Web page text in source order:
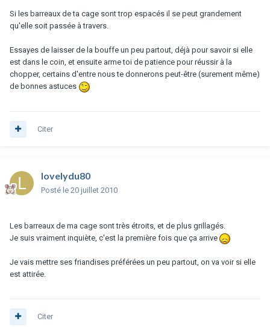
Si les barreaux de ta cage sont trop espacés il se peut grandement
qu'elle soit passée à travers.
Essayes de laisser de la bouffe un peu partout, déjà pour savoir si elle
est dans le coin, et ensuite arme toi de patience pour réussir à la
chopper, certains d'entre nous te donnerons peut-être (surement même)
de bonnes astuces
Citer
lovelydu80
Posté le 20 juillet 2010
Les barreaux de ma cage sont très étroits, et de plus grillagés.
Je suis vraiment inquiète, c'est la première fois que ça arrive
Je vais mettre ses friandises préférées un peu partout, on va voir si elle
est attirée.
Citer